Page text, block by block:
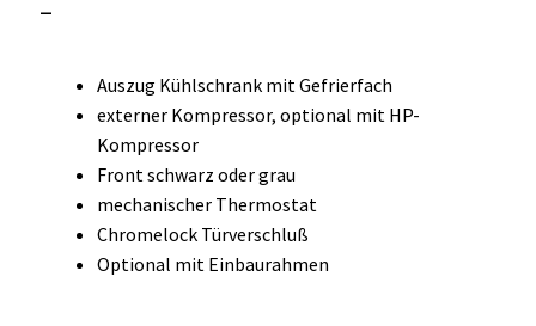
Kühl-/ Gefrierboxen tragbar
OCX 2 Serie
Geräte Optionen
FAQ´s zur Website
–Preisspanne:
bis
3.300,00 €
Auszug Kühlschrank mit Gefrierfach
externer Kompressor, optional mit HP-
Kompressor
Front schwarz oder grau
mechanischer Thermostat
Chromelock Türverschluß
Optional mit Einbaurahmen